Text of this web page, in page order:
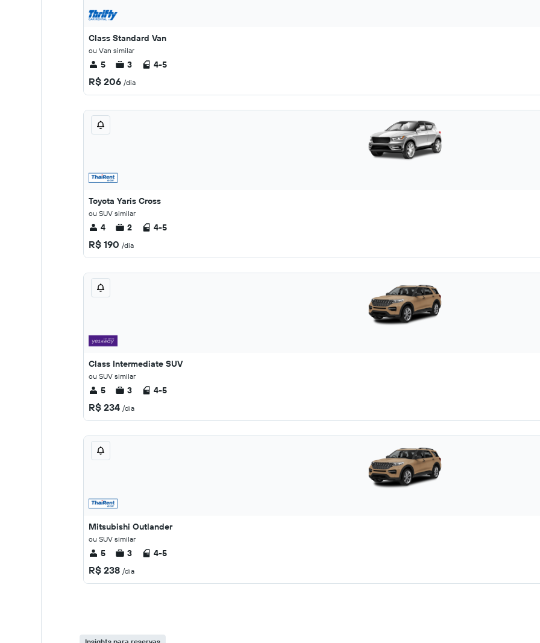
Class Standard Van
ou Van similar
5 3 4-5
R$ 206 /dia
Toyota Yaris Cross
ou SUV similar
4 2 4-5
R$ 190 /dia
Class Intermediate SUV
ou SUV similar
5 3 4-5
R$ 234 /dia
Mitsubishi Outlander
ou SUV similar
5 3 4-5
R$ 238 /dia